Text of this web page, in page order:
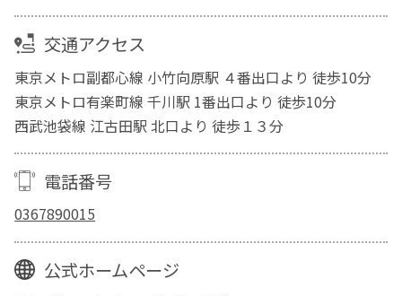
交通アクセス
東京メトロ副都心線 小竹向原駅 ４番出口より 徒歩10分
東京メトロ有楽町線 千川駅 1番出口より 徒歩10分
西武池袋線 江古田駅 北口より 徒歩１３分
電話番号
0367890015
公式ホームページ